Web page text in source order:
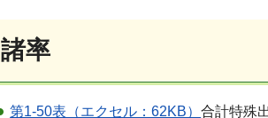
諸率
第1-50表（エクセル：62KB）合計特殊